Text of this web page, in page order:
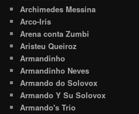
Archimedes Messina
Arco-Iris
Arena conta Zumbi
Aristeu Queiroz
Armandinho
Armandinho Neves
Armando do Solovox
Armando Y Su Solovox
Armando's Trio